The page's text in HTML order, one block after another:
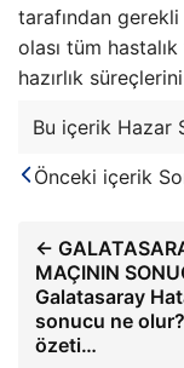
tarafından gerekli
olası tüm
hazırlık
Bu içerik Hazar
Önceki içerik
←
MAÇININ
Galatasaray
sonucu ne
özeti…